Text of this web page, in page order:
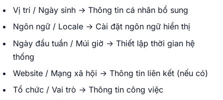
Vị trí / Ngày sinh → Thông tin cá nhân bổ sung
Ngôn ngữ / Locale → Cài đặt ngôn ngữ hiển thị
Ngày đầu tuần / Múi giờ → Thiết lập thời gian hệ
thống
Website / Mạng xã hội → Thông tin liên kết (nếu có)
Tổ chức / Vai trò → Thông tin công việc